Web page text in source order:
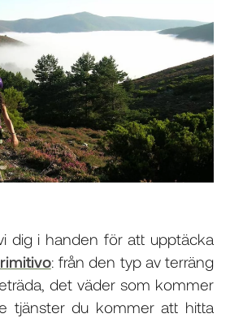
dig i handen för att upptäcka
: från den typ av terräng
det väder som kommer
tjänster du kommer att hitta